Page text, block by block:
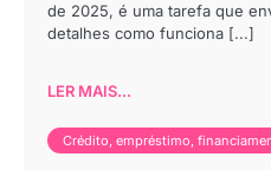
de 2025, é uma tarefa que
detalhes como funciona [...]
LER MAIS...
Crédito, empréstimo,